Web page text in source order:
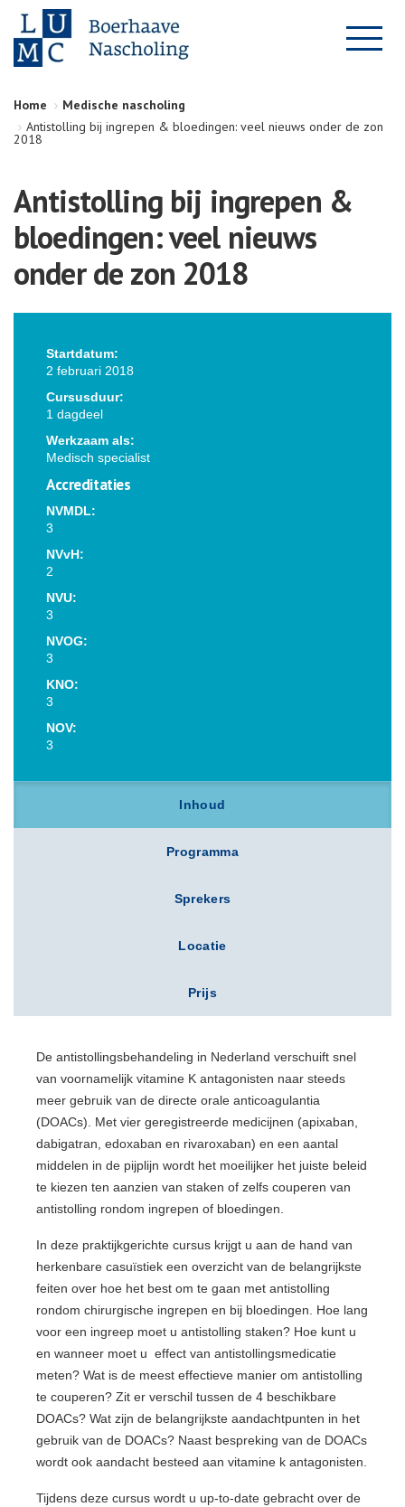
Home
Medische nascholing
Antistolling bij ingrepen & bloedingen: veel nieuws onder de zon
2018
Antistolling bij ingrepen &
bloedingen: veel nieuws
onder de zon 2018
Startdatum:
2 februari 2018
Cursusduur:
1 dagdeel
Werkzaam als:
Medisch specialist
Accreditaties
NVMDL:
3
NVvH:
2
NVU:
3
NVOG:
3
KNO:
3
NOV:
3
Inhoud
Programma
Sprekers
Locatie
Prijs
De antistollingsbehandeling in Nederland verschuift snel
van voornamelijk vitamine K antagonisten naar steeds
meer gebruik van de directe orale anticoagulantia
(DOACs). Met vier geregistreerde medicijnen (apixaban,
dabigatran, edoxaban en rivaroxaban) en een aantal
middelen in de pijplijn wordt het moeilijker het juiste beleid
te kiezen ten aanzien van staken of zelfs couperen van
antistolling rondom ingrepen of bloedingen.
In deze praktijkgerichte cursus krijgt u aan de hand van
herkenbare casuïstiek een overzicht van de belangrijkste
feiten over hoe het best om te gaan met antistolling
rondom chirurgische ingrepen en bij bloedingen. Hoe lang
voor een ingreep moet u antistolling staken? Hoe kunt u
en wanneer moet u effect van antistollingsmedicatie
meten? Wat is de meest effectieve manier om antistolling
te couperen? Zit er verschil tussen de 4 beschikbare
DOACs? Wat zijn de belangrijkste aandachtpunten in het
gebruik van de DOACs? Naast bespreking van de DOACs
wordt ook aandacht besteed aan vitamine k antagonisten.
Tijdens deze cursus wordt u up-to-date gebracht over de